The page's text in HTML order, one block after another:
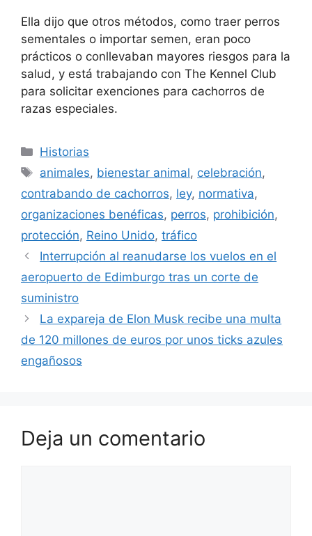
Ella dijo que otros métodos, como traer perros
sementales o importar semen, eran poco
prácticos o conllevaban mayores riesgos para la
salud, y está trabajando con The Kennel Club
para solicitar exenciones para cachorros de
razas especiales.
Categorías
Historias
Etiquetas
animales, bienestar animal, celebración,
contrabando de cachorros, ley, normativa,
organizaciones benéficas, perros, prohibición,
protección, Reino Unido, tráfico
Interrupción al reanudarse los vuelos en el
aeropuerto de Edimburgo tras un corte de
suministro
La expareja de Elon Musk recibe una multa
de 120 millones de euros por unos ticks azules
engañosos
Deja un comentario